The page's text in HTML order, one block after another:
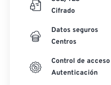
Cifrado
Datos seguros
Centros
Control de
Autenticación